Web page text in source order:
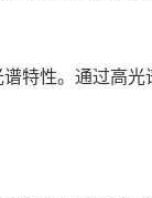
特性。通过高